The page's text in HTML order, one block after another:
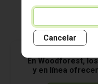
Cancelar
En Woodforest,
y en línea